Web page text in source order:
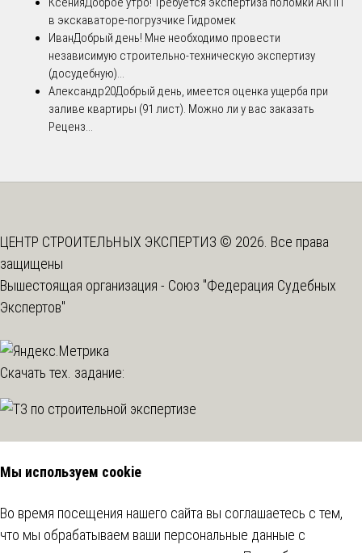
в экскаваторе-погрузчике Гидромек
ИванДобрый день! Мне необходимо провести
независимую строительно-техническую экспертизу
(досудебную)...
Александр20Добрый день, имеется оценка ущерба при
заливе квартиры (91 лист). Можно ли у вас заказать
Реценз...
ЦЕНТР СТРОИТЕЛЬНЫХ ЭКСПЕРТИЗ © 2026. Все права
защищены
Вышестоящая организация - Союз "Федерация Судебных
Экспертов"
Скачать тех. задание:
Мы используем cookie
Во время посещения нашего сайта вы соглашаетесь с тем,
что мы обрабатываем ваши персональные данные с